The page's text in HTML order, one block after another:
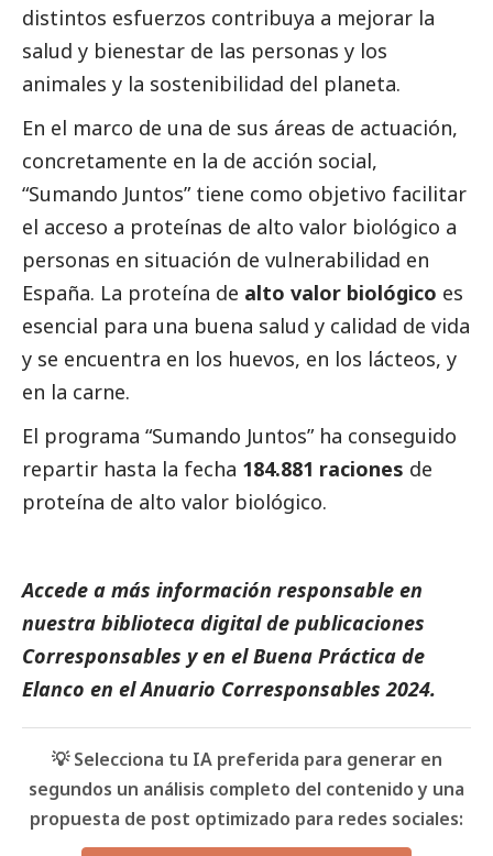
distintos esfuerzos contribuya a mejorar la
salud y bienestar de las personas y los
animales y la sostenibilidad del planeta.
En el marco de una de sus áreas de actuación,
concretamente en la de acción social,
“Sumando Juntos” tiene como objetivo facilitar
el acceso a proteínas de alto valor biológico a
personas en situación de vulnerabilidad en
España. La proteína de alto valor biológico es
esencial para una buena salud y calidad de vida
y se encuentra en los huevos, en los lácteos, y
en la carne.
El programa “Sumando Juntos” ha conseguido
repartir hasta la fecha 184.881 raciones de
proteína de alto valor biológico.
Accede a más información responsable en
nuestra biblioteca digital de publicaciones
Corresponsables y en elBuena Práctica de
Elanco en elAnuario Corresponsables 2024.
💡 Selecciona tu IA preferida para generar en
segundos un análisis completo del contenido y una
propuesta de post optimizado para redes sociales: